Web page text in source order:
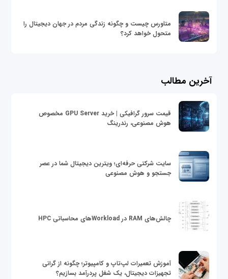
متاورس چیست و چگونه زندگی مردم در جهان دیجیتال را
متحول خواهد کرد؟
آخرین مطالب
قیمت سرور گرافیکی | خرید GPU Server مخصوص
هوش مصنوعی، رندرینگ
سایت شرکتی حرفه‌ای؛ ویترین دیجیتال شما در عصر
جستجو و هوش مصنوعی
چالش‌های RAM در Workloadهای محاسباتی HPC
آموزش تعمیرات لپ‌تاپ و کامپیوتر؛ چگونه از گرانی
تجهیزات دیجیتال، یک شغل پردرآمد بسازیم؟